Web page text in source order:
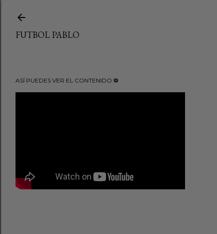
FUTBOL PABLO
ASÍ PUEDES VER EL CONTENIDO ⚽️